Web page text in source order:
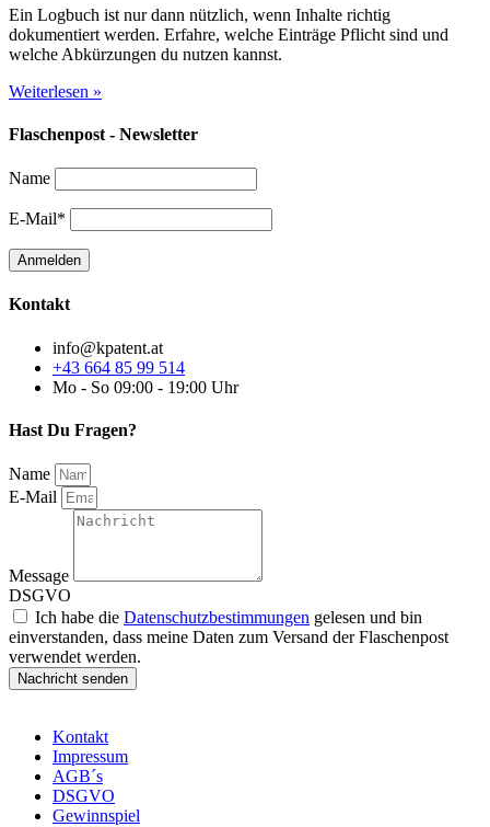
Ein Logbuch ist nur dann nützlich, wenn Inhalte richtig
dokumentiert werden. Erfahre, welche Einträge Pflicht sind und
welche Abkürzungen du nutzen kannst.
Weiterlesen »
Flaschenpost - Newsletter
Name
E-Mail*
Kontakt
info@kpatent.at
+43 664 85 99 514
Mo - So 09:00 - 19:00 Uhr
Hast Du Fragen?
Name
E-Mail
Message
DSGVO
Ich habe die Datenschutzbestimmungen gelesen und bin
einverstanden, dass meine Daten zum Versand der Flaschenpost
verwendet werden.
Nachricht senden
Kontakt
Impressum
AGB´s
DSGVO
Gewinnspiel